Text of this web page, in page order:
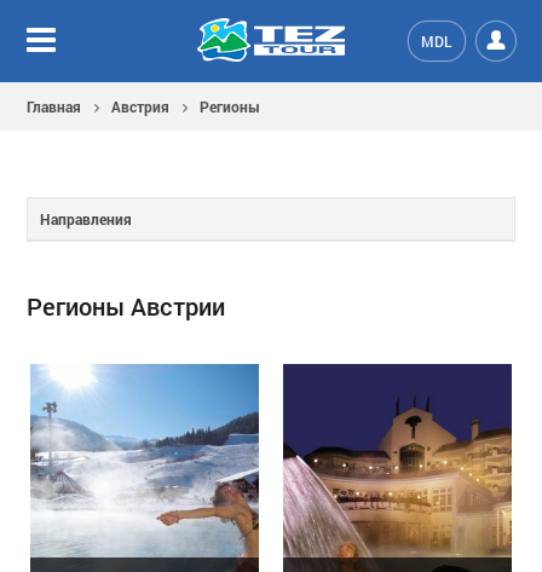
MDL
Главная Австрия Регионы
Направления
Регионы Австрии